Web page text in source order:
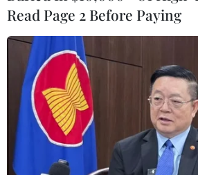
Read Page 2 Before Paying